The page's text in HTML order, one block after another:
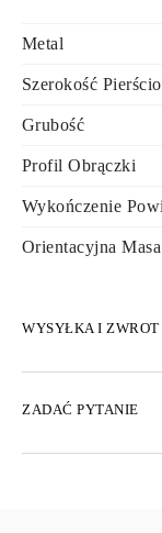
Metal
Szerokość
Grubość
Profil Obrączki
Wykończenie
Orientacyjna
WYSYŁKA I ZWROT
Dostępne są
ZADAĆ PYTANIE